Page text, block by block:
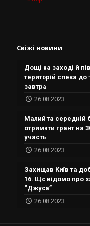
Свіжі новини
Дощі на заході й
територій спека до
завтра
26.08.2023
Малий та середній
отримати грант на
участь
26.08.2023
Захищав Київ та
16. Що відомо про
“Джуса”
26.08.2023